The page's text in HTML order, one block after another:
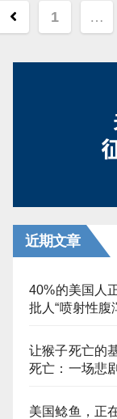
1 …
近期文章
40%的美国人
批人“喷射性腹
让猴子死亡的
死亡：一场悲
美国鲶鱼，正